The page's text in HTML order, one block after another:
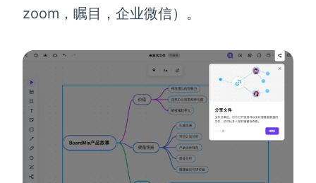
zoom，瞩目，企业微信）。